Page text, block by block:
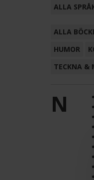
ALLA
ALLA
HUMOR
TECKNA &
N